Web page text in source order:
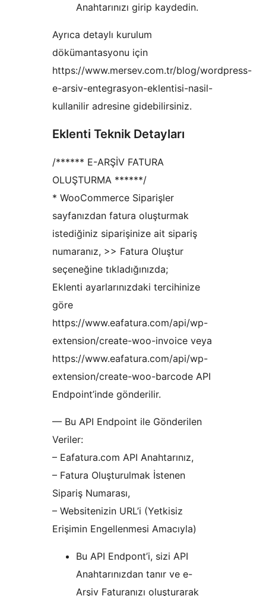
Anahtarınızı girip kaydedin.
Ayrıca detaylı kurulum
dökümantasyonu için
https://www.mersev.com.tr/blog/wordpress-
e-arsiv-entegrasyon-eklentisi-nasil-
kullanilir adresine gidebilirsiniz.
Eklenti Teknik Detayları
/****** E-ARŞİV FATURA
OLUŞTURMA ******/
* WooCommerce Siparişler
sayfanızdan fatura oluşturmak
istediğiniz siparişinize ait sipariş
numaranız, >> Fatura Oluştur
seçeneğine tıkladığınızda;
Eklenti ayarlarınızdaki tercihinize
göre
https://www.eafatura.com/api/wp-
extension/create-woo-invoice veya
https://www.eafatura.com/api/wp-
extension/create-woo-barcode API
Endpoint’inde gönderilir.
— Bu API Endpoint ile Gönderilen
Veriler:
– Eafatura.com API Anahtarınız,
– Fatura Oluşturulmak İstenen
Sipariş Numarası,
– Websitenizin URL’i (Yetkisiz
Erişimin Engellenmesi Amacıyla)
Bu API Endpont’i, sizi API
Anahtarınızdan tanır ve e-
Arşiv Faturanızı oluşturarak